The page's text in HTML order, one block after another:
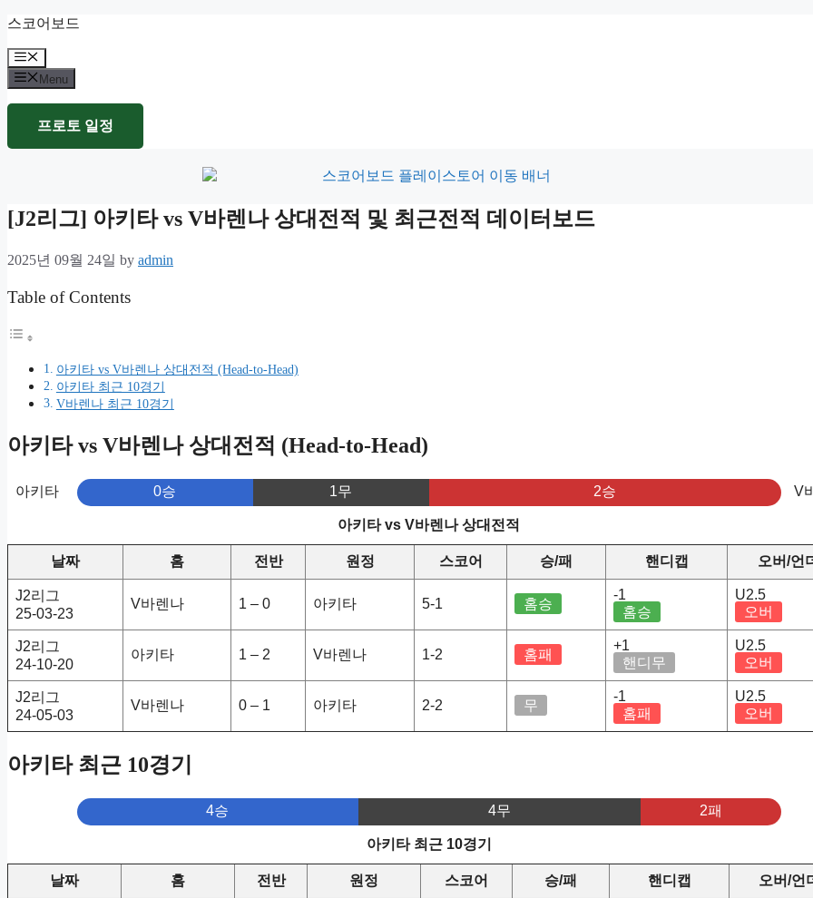
Skip
content
스코어보드
Menu
Menu
프로토 일정
[J2리그] 아키타 vs V바렌나 상대전적 및 최근전적 데이터보드
2025년 09월 24일 by admin
Table of Contents
아키타 vs V바렌나 상대전적 (Head-to-Head)
아키타 최근 10경기
V바렌나 최근 10경기
아키타 vs V바렌나 상대전적 (Head-to-Head)
아키타 0승 1무 2승 V
아키타 vs V바렌나 상대전적
날짜 홈 전반 원정 스코어 승/패 핸디캡 오버/언
J2리그
25-03-23
V바렌나 1 – 0 아키타 5-1 홈승
-1
홈승
U2.5
오버
J2리그
24-10-20
아키타 1 – 2 V바렌나 1-2 홈패
+1
핸디무
U2.5
오버
J2리그
24-05-03
V바렌나 0 – 1 아키타 2-2 무
-1
홈패
U2.5
오버
아키타 최근 10경기
4승 4무 2패
아키타 최근 10경기
날짜 홈 전반 원정 스코어 승/패 핸디캡 오버/언